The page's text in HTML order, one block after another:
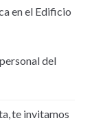
en el Edificio
del
te invitamos